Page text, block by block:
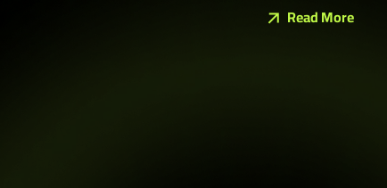
Read More